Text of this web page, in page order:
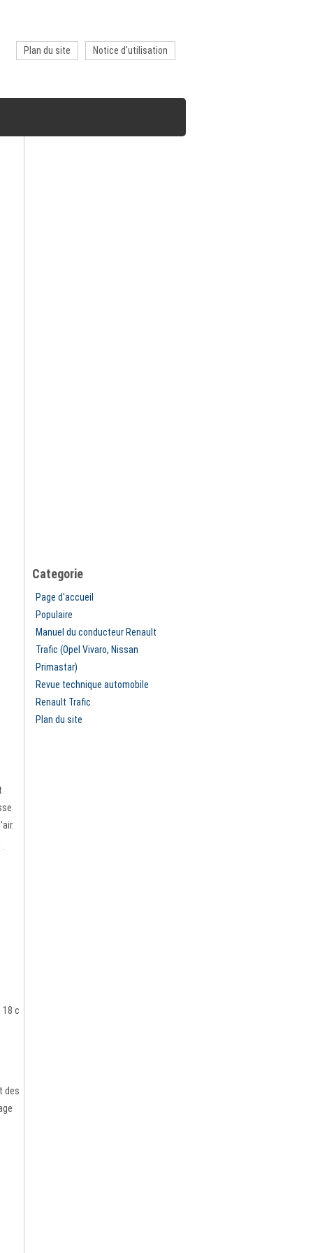
Notice d'utilisation
Plan du site
18 c
des
Categorie
Page d'accueil
Populaire
Manuel du conducteur Renault
Trafic (Opel Vivaro, Nissan
Primastar)
Revue technique automobile
Renault Trafic
Plan du site